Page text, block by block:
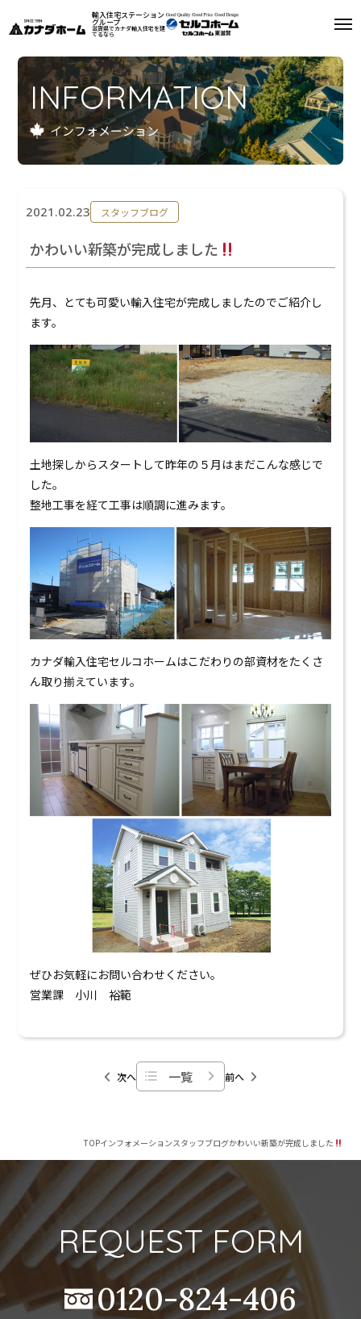
輸入住宅ステーション
グループ
滋賀県でカナダ輸入住宅を建
てるなら
私たちについて
モデルハウス
インフォメーション
会社案内
リフォーム
来場予約 資料請求
0120-824-406
09:00-18:00 水定休
INFORMATION
インフォメーション
2021.02.23 スタッフブログ
かわいい新築が完成しました
先月、とても可愛い輸入住宅が完成しましたのでご紹介し
ます。
土地探しからスタートして昨年の５月はまだこんな感じで
した。
整地工事を経て工事は順調に進みます。
カナダ輸入住宅セルコホームはこだわりの部資材をたくさ
ん取り揃えています。
ぜひお気軽にお問い合わせください。
営業課 小川 裕範
次へ 一覧 前へ
TOPインフォメーション スタッフブログかわいい新築が完成しました
REQUEST FORM
0120-824-406